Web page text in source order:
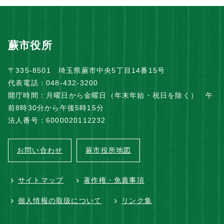
蕨市役所
〒335-8501 埼玉県蕨市中央5丁目14番15号
代表電話：048-432-3200
開庁時間：月曜日から金曜日（年末年始・祝日を除く） 午
前8時30分から午後5時15分
法人番号：6000020112232
お問い合わせ 蕨市役所地図
サイトマップ 著作権・免責事項
個人情報の取扱について リンク集